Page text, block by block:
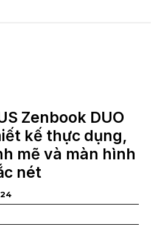
tin công nghệ
Zenbook DUO
kế thực dụng,
mẽ và màn hình
nét